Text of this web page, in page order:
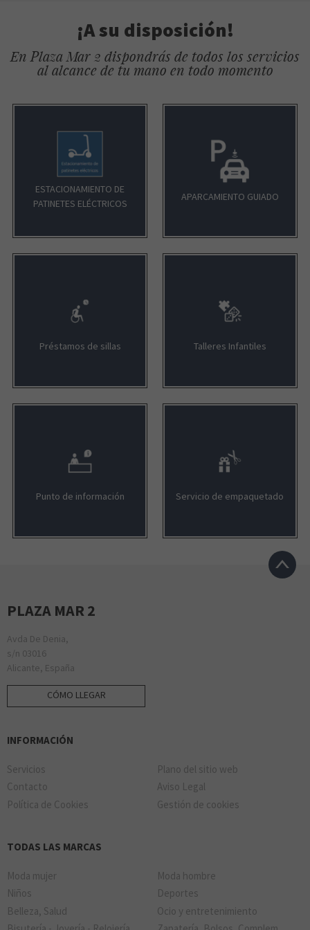
RIBS
THE GOOD BURGER
ADMON LOTERÍA
FARMACIA LOZANO
¡A su disposición!
En Plaza Mar 2 dispondrás de todos los servicios
al alcance de tu mano en todo momento
ESTACIONAMIENTO DE
PATINETES ELÉCTRICOS
APARCAMIENTO GUIADO
Préstamos de sillas Talleres Infantiles
Punto de información Servicio de empaquetado
PLAZA MAR 2
Avda De Denia,
s/n 03016
Alicante, España
CÓMO LLEGAR
INFORMACIÓN
Servicios
Plano del sitio web
Contacto
Aviso Legal
Política de Cookies
Gestión de cookies
TODAS LAS MARCAS
Moda mujer
Moda hombre
Niños
Deportes
Belleza, Salud
Ocio y entretenimiento